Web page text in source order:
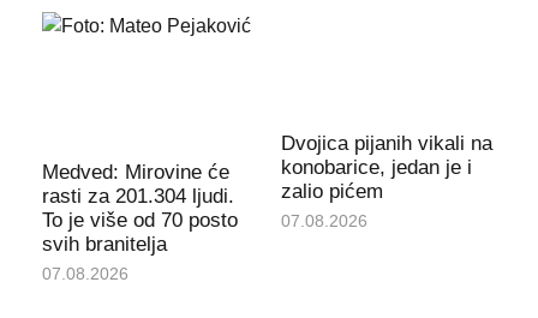
Medved: Mirovine će
rasti za 201.304 ljudi.
To je više od 70 posto
svih branitelja
07.08.2026
Dvojica pijanih vikali na
konobarice, jedan je i
zalio pićem
07.08.2026